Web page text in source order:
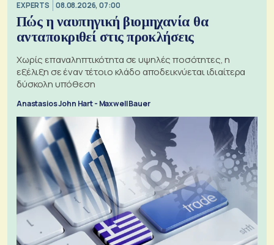
EXPERTS 08.08.2026, 07:00
Πώς η ναυπηγική βιομηχανία θα
ανταποκριθεί στις προκλήσεις
Χωρίς επαναληπτικότητα σε υψηλές ποσότητες, η
εξέλιξη σε έναν τέτοιο κλάδο αποδεικνύεται ιδιαίτερα
δύσκολη υπόθεση
Anastasios John Hart - Maxwell Bauer